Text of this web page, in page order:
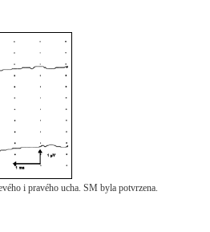
i pravého ucha. SM byla potvrzena.